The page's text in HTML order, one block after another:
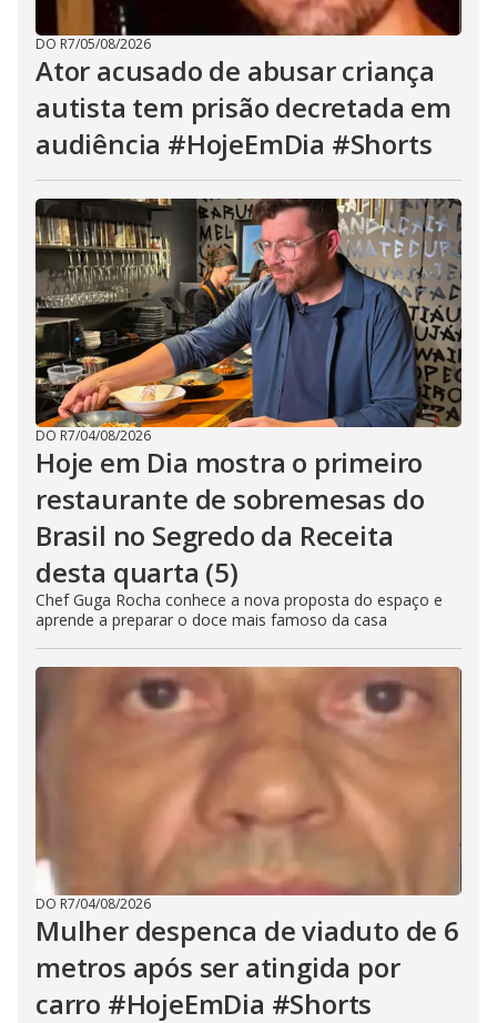
DO R7/05/08/2026
Ator acusado de abusar criança
autista tem prisão decretada em
audiência #HojeEmDia #Shorts
DO R7/04/08/2026
Hoje em Dia mostra o primeiro
restaurante de sobremesas do
Brasil no Segredo da Receita
desta quarta (5)
Chef Guga Rocha conhece a nova proposta do espaço e
aprende a preparar o doce mais famoso da casa
DO R7/04/08/2026
Mulher despenca de viaduto de 6
metros após ser atingida por
carro #HojeEmDia #Shorts